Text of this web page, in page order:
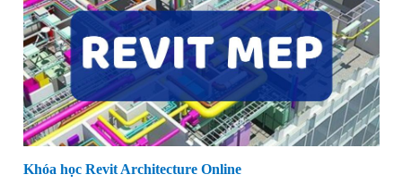
Khóa học Revit Architecture Online